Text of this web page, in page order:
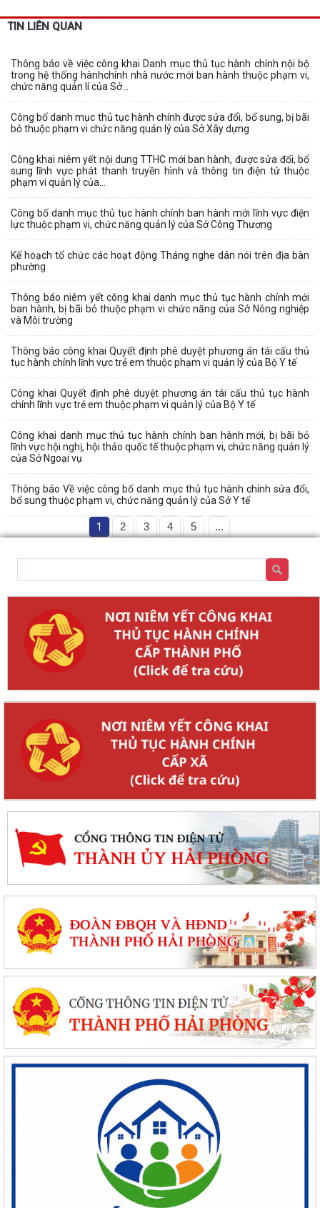
TIN LIÊN QUAN
Thông báo về việc công khai Danh mục thủ tục hành chính nội bộ
trong hệ thống hànhchính nhà nước mới ban hành thuộc phạm vi,
chức năng quản lí của Sở...
Công bố danh mục thủ tục hành chính được sửa đổi, bổ sung, bị bãi
bỏ thuộc phạm vi chức năng quản lý của Sở Xây dựng
Công khai niêm yết nội dung TTHC mới ban hành, được sửa đổi, bổ
sung lĩnh vực phát thanh truyền hình và thông tin điện tử thuộc
phạm vi quản lý của...
Công bố danh mục thủ tục hành chính ban hành mới lĩnh vực điện
lực thuộc phạm vi, chức năng quản lý của Sở Công Thương
Kế hoạch tổ chức các hoạt động Tháng nghe dân nói trên địa bàn
phường
Thông báo niêm yết công khai danh mục thủ tục hành chính mới
ban hành, bị bãi bỏ thuộc phạm vi chức năng của Sở Nông nghiệp
và Môi trường
Thông báo công khai Quyết định phê duyệt phương án tái cấu thủ
tục hành chính lĩnh vực trẻ em thuộc phạm vi quản lý của Bộ Y tế
Công khai Quyết định phê duyệt phương án tái cấu thủ tục hành
chính lĩnh vực trẻ em thuộc phạm vi quản lý của Bộ Y tế
Công khai danh mục thủ tục hành chính ban hành mới, bị bãi bỏ
lĩnh vực hội nghị, hội thảo quốc tế thuộc phạm vi, chức năng quản lý
của Sở Ngoại vụ
Thông báo Về việc công bố danh mục thủ tục hành chính sửa đổi,
bổ sung thuộc phạm vi, chức năng quản lý của Sở Y tế
1 2 3 4 5 ...